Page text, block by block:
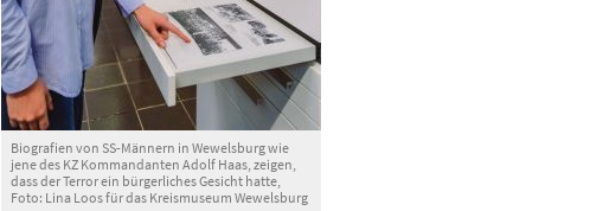
Biografien von SS-Männern in Wewelsburg wie
jene des KZ Kommandanten Adolf Haas, zeigen,
dass der Terror ein bürgerliches Gesicht hatte,
Foto: Lina Loos für das Kreismuseum Wewelsburg